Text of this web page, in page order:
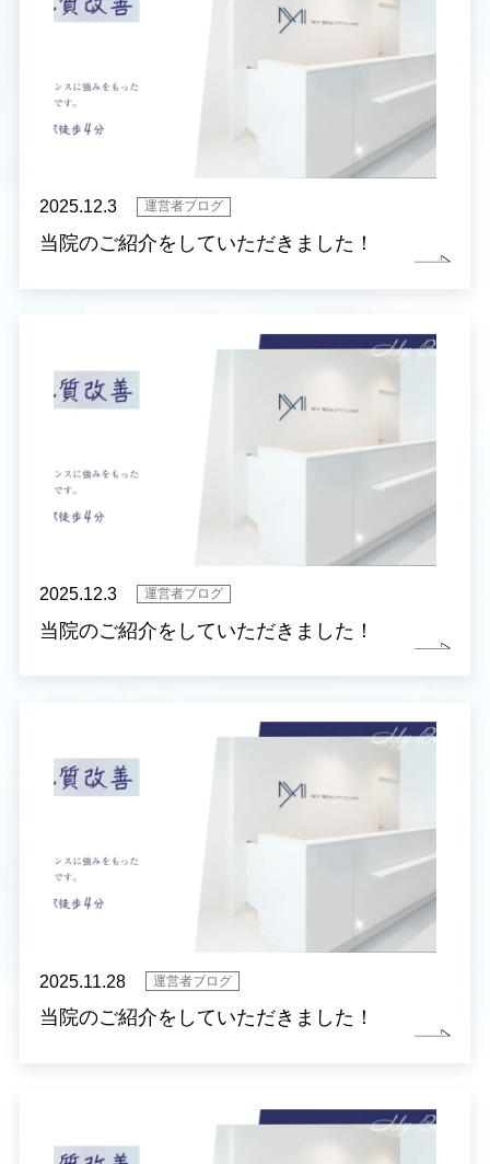
2025.12.3 運営者ブログ
当院のご紹介をしていただきました！
2025.12.3 運営者ブログ
当院のご紹介をしていただきました！
2025.11.28 運営者ブログ
当院のご紹介をしていただきました！